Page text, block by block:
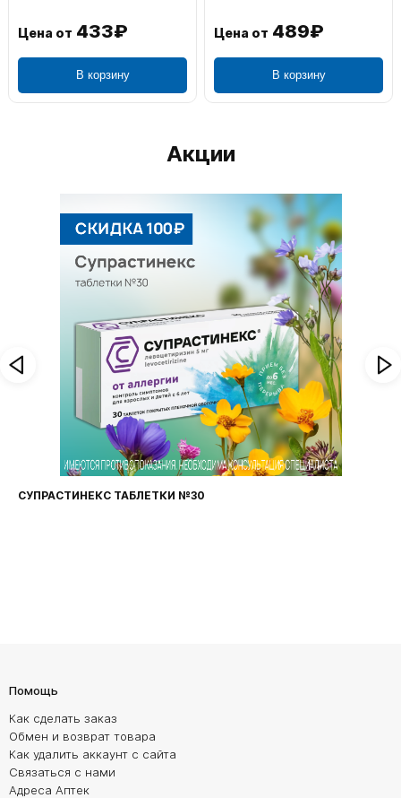
Цена от 1 106₽
В корзину
Цена от 656₽
В корзину
Акции
ФАРИНГОСЕПТ ТАБЛЕТКИ №20
Помощь
Как сделать заказ
Обмен и возврат товара
Как удалить аккаунт с сайта
Связаться с нами
Адреса Аптек